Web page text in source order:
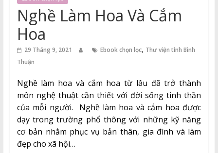
Thuận
Cổng
Vào
Tri
Thức
Nghề Làm Hoa Và Cắm
Hoa
29 Tháng 9, 2021 Ebook chọn lọc, Thư viện tỉnh Bình
Thuận
Nghề làm hoa và cắm hoa từ lâu đã trở thành
môn nghệ thuật cần thiết với đời sống tinh thần
của mỗi người. Nghề làm hoa và cắm hoa được
dạy trong trường phổ thông với những kỹ năng
cơ bản nhằm phục vụ bản thân, gia đình và làm
đẹp cho xã hội…